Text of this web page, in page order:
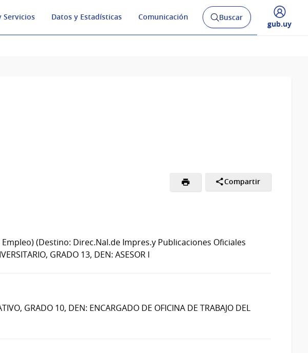
Servicios Datos y Estadísticas Comunicación
Abrir
buscador
Buscar
Desplegar
gub.uy
Compartir
(Destino: Direc.Nal.de Impres.y Publicaciones Oficiales
GRADO 13, DEN: ASESOR I
GRADO 10, DEN: ENCARGADO DE OFICINA DE TRABAJO DEL